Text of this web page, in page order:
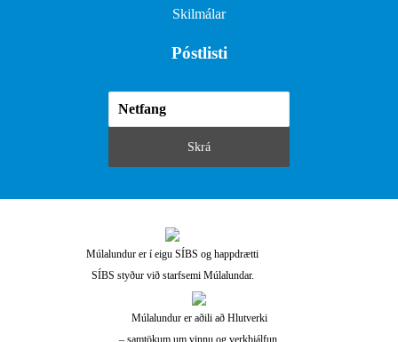
Skilmálar
Póstlisti
Múlalundur er í eigu SÍBS og happdrætti
SÍBS styður við starfsemi Múlalundar.
Múlalundur er aðili að Hlutverki